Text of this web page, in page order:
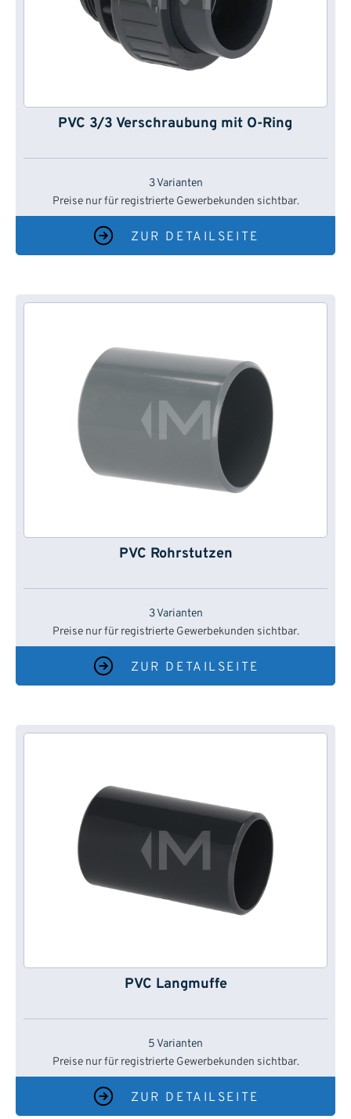
PVC 3/3 Verschraubung mit O-Ring
3 Varianten
Preise nur für registrierte Gewerbekunden sichtbar.
ZUR DETAILSEITE
PVC Rohrstutzen
3 Varianten
Preise nur für registrierte Gewerbekunden sichtbar.
ZUR DETAILSEITE
PVC Langmuffe
5 Varianten
Preise nur für registrierte Gewerbekunden sichtbar.
ZUR DETAILSEITE